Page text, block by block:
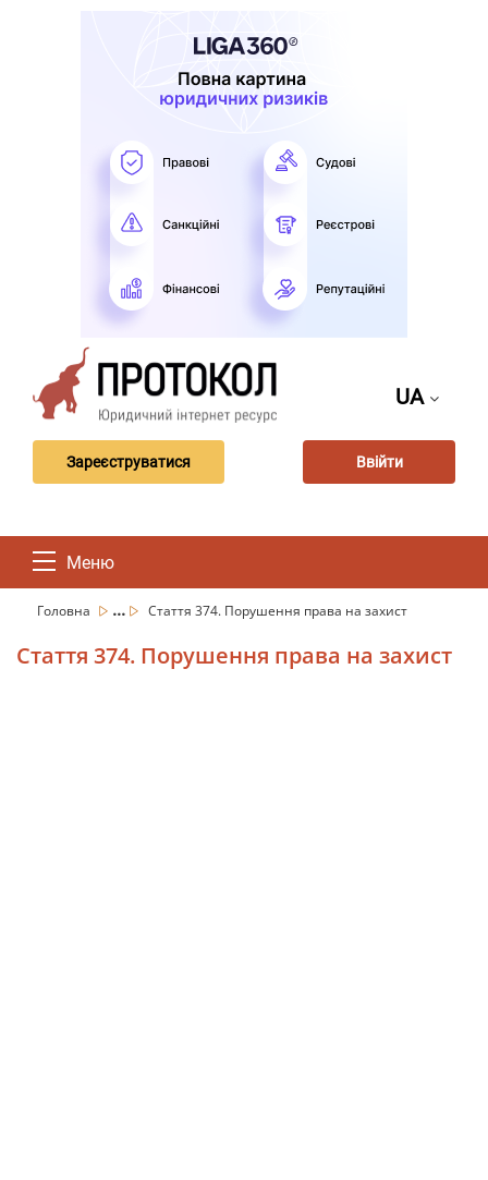
UA
Зареєструватися Ввійти
Меню
Головна ... Стаття 374. Порушення права на захист
Стаття 374. Порушення права на захист